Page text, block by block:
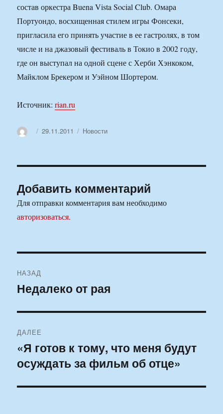
состав оркестра Buena Vista Social Club. Омара
Портуондо, восхищенная стилем игры Фонсеки,
пригласила его принять участие в ее гастролях, в том
числе и на джазовый фестиваль в Токио в 2002 году,
где он выступал на одной сцене с Херби Хэнкоком,
Майклом Брекером и Уэйном Шортером.
Источник:rian.ru
АвторОпубликовано
29.11.2011 Рубрики
Новости
Добавить комментарий
Для отправки комментария вам необходимо
авторизоваться.
по
НАЗАД
Предыдущая
Недалеко от рая
ДАЛЕЕ
Следующая
запись:
«Я готов к тому, что меня будут
осуждать за фильм об отце»